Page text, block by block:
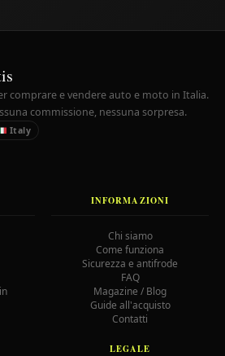
comprare e vendere auto e moto in Italia.
commissione, nessuna sorpresa.
Italy
INFORMAZIONI
Chi siamo
Come funziona
Sicurezza e antifrode
FAQ
Magazine / Blog
Guide all'acquisto
Contatti
LEGALE